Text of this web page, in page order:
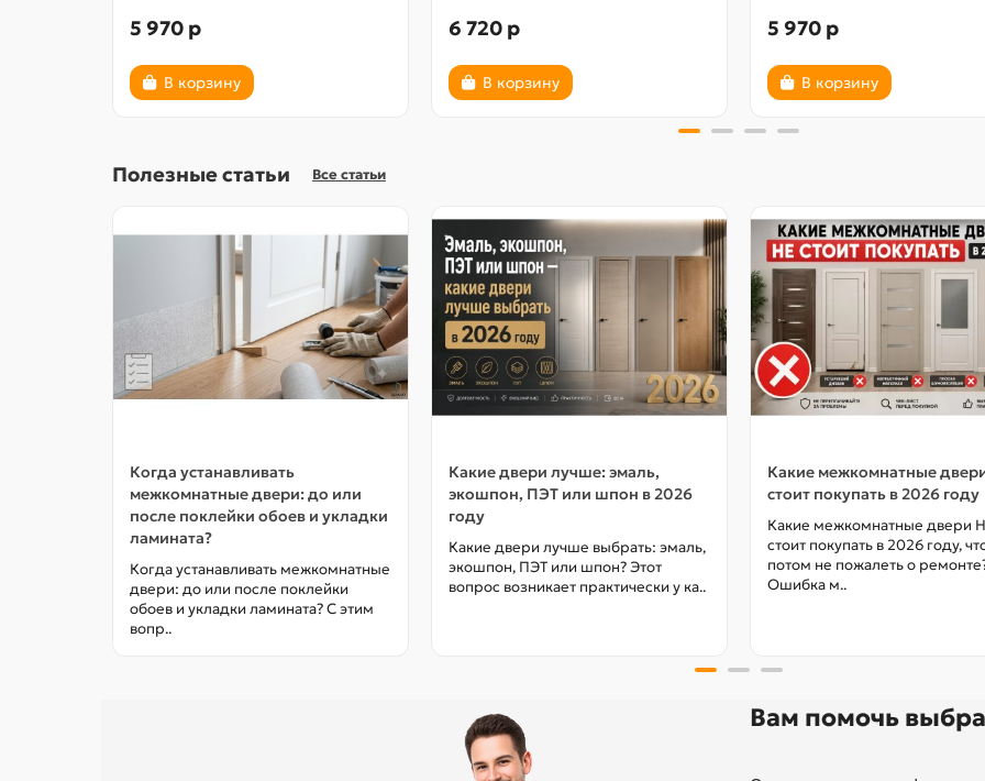
5 970 р
В корзину
6 720 р
В корзину
5 970 р
В корзину
Полезные статьи Все статьи
Когда устанавливать
межкомнатные двери: до или
после поклейки обоев и укладки
ламината?
Когда устанавливать межкомнатные
двери: до или после поклейки
обоев и укладки ламината? С этим
вопр..
Какие двери лучше: эмаль,
экошпон, ПЭТ или шпон в 2026
году
Какие двери лучше выбрать: эмаль,
экошпон, ПЭТ или шпон? Этот
вопрос возникает практически у ка..
Какие межкомнатные
стоит покупать в 2026 году
Какие межкомнатные двери
стоит покупать в 2026 году,
потом не пожалеть о
Ошибка м..
Вам помочь